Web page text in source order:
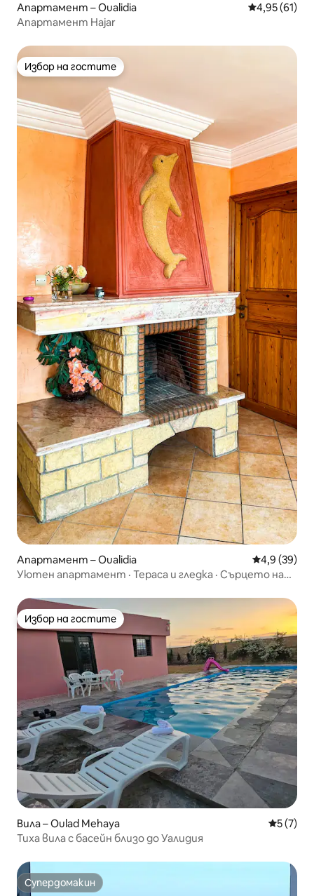
Апартамент – Oualidia Средна
4,95 (61)
Апартамент Hajar
Избор на гостите
Избор на гостите
Апартамент – Oualidia Средна
4,9 (39)
Уютен апартамент · Тераса и гледка · Сърцето на
Избор на гостите
Избор на гостите
Вила – Oulad Mehaya Средна
5 (7)
Тиха вила с басейн близо до Уалидия
Супердомакин
Супердомакин